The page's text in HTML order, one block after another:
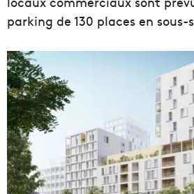
parking de 130 places en sous-